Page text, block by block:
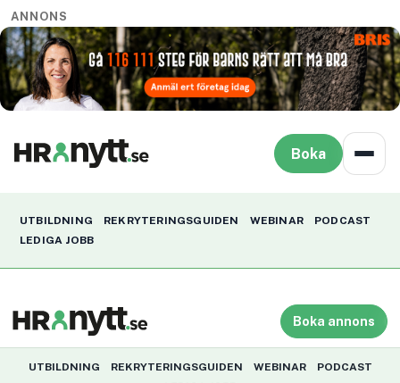
ANNONS
Boka
UTBILDNING REKRYTERINGSGUIDEN WEBINAR
PODCAST
LEDIGA JOBB
Boka annons
UTBILDNING REKRYTERINGSGUIDEN WEBINAR
PODCAST